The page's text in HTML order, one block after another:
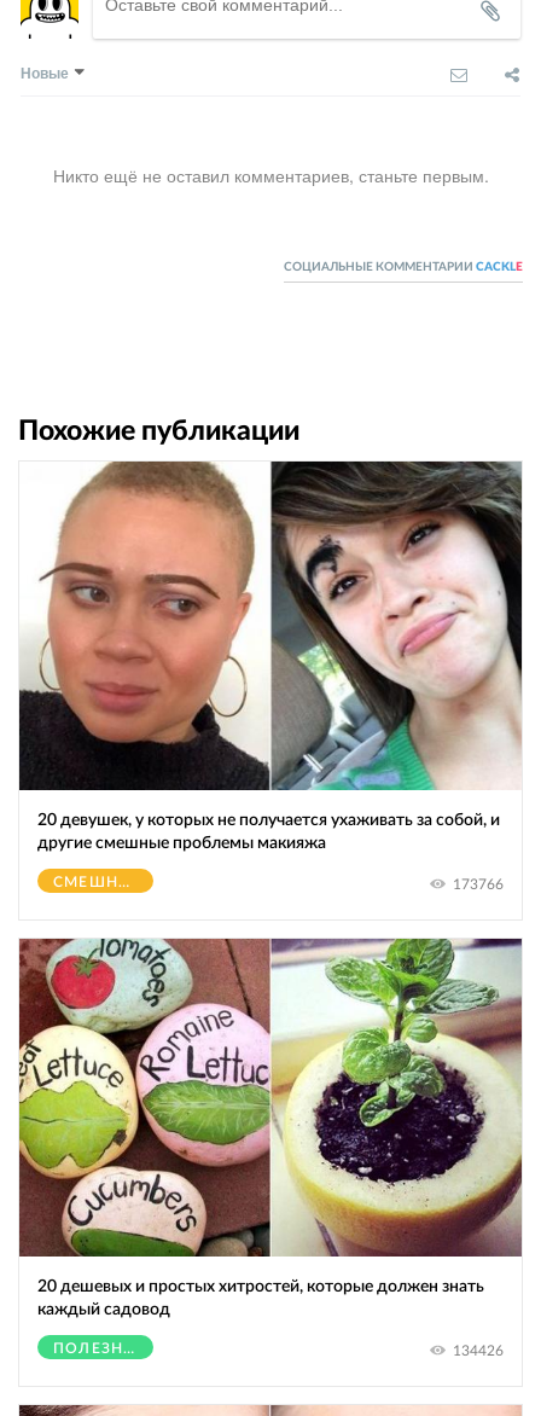
Новые
Никто ещё не оставил комментариев, станьте первым.
СОЦИАЛЬНЫЕ КОММЕНТАРИИ CACKL E
Похожие публикации
20 девушек, у которых не получается ухаживать за собой, и
другие смешные проблемы макияжа
СМЕШНОЕ 173766
20 дешевых и простых хитростей, которые должен знать
каждый садовод
ПОЛЕЗНОЕ 134426